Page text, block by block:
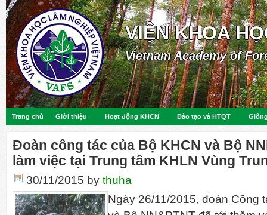
VIỆN KHOA
Vietnam Academy of
Trang chủ Giới thiệu Hoạt động KHCN Đào tạo và HTQT
Đoàn công tác của Bộ KHCN và Bộ
làm việc tại Trung tâm KHLN Vùng
30/11/2015 by thuha
Ngày 26/11/2015, đoàn Công